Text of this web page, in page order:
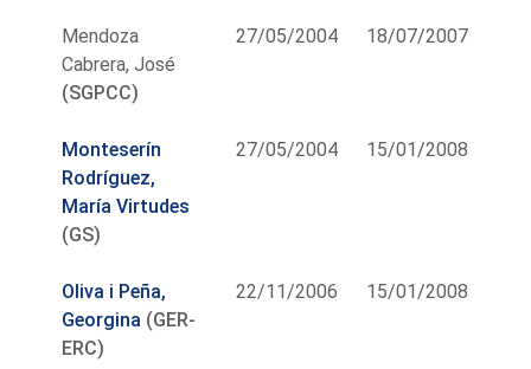
Mendoza
Cabrera, José
(SGPCC)
27/05/2004 18/07/2007
Monteserín
Rodríguez,
María Virtudes
(GS)
27/05/2004 15/01/2008
Oliva i Peña,
Georgina (GER-
ERC)
22/11/2006 15/01/2008